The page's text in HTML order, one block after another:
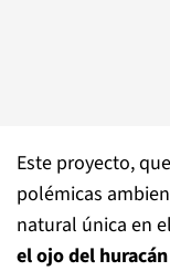
Este proyecto,
polémicas
natural única en
el ojo del